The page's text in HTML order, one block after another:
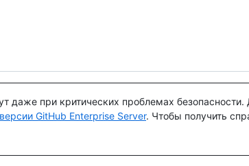
даже при критических проблемах
GitHub Enterprise Server. Чтобы получить